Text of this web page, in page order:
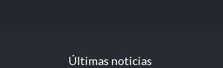
Últimas noticias